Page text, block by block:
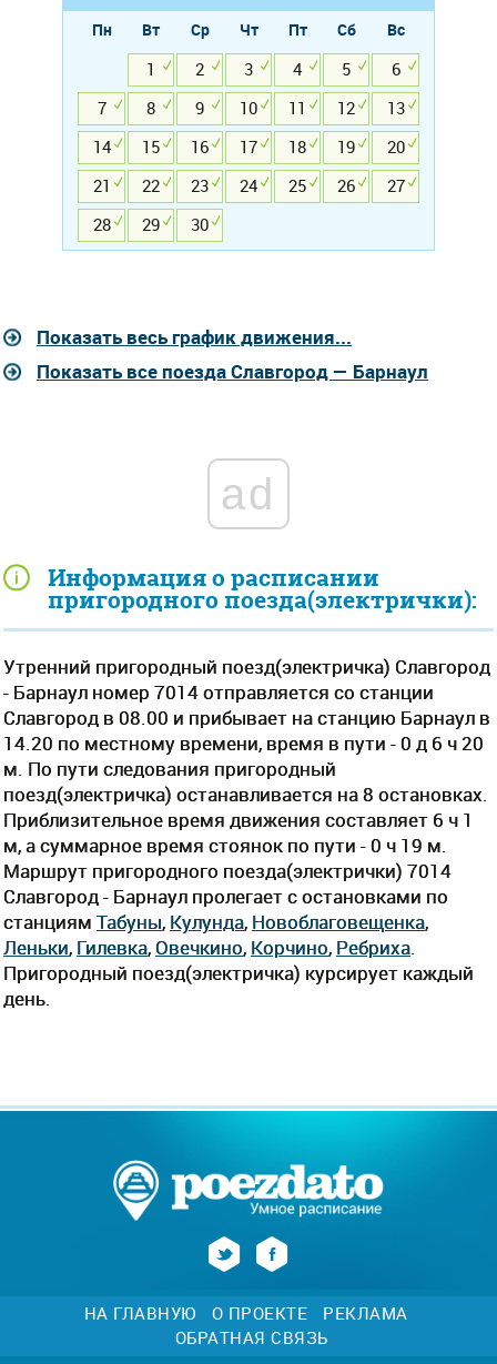
Информация о расписании
пригородного поезда(электрички):
Утренний пригородный поезд(электричка) Славгород
- Барнаул номер 7014 отправляется со станции
Славгород в 08.00 и прибывает на станцию Барнаул в
14.20 по местному времени, время в пути - 0 д 6 ч 20
м. По пути следования пригородный
поезд(электричка) останавливается на 8 остановках.
Приблизительное время движения составляет 6 ч 1
м, а суммарное время стоянок по пути - 0 ч 19 м.
Маршрут пригородного поезда(электрички) 7014
Славгород - Барнаул пролегает c остановками по
станциям Табуны, Кулунда, Новоблаговещенка,
Леньки, Гилевка,Овечкино, Корчино, Ребриха
Пригородный поезд(электричка) курсирует каждый
день.
Пн Вт Ср Чт Пт Сб
Вс
1
2 3 4 5
6
7
8 9 10 11 12
13
14
15 16 17 18 19
20
21
22 23 24 25 26
27
28
29 30
Показать весь график движения...
Показать все поезда Славгород — Барнаул
ad
НА ГЛАВНУЮ О ПРОЕКТЕ
РЕКЛАМА
ОБРАТНАЯ СВЯЗЬ